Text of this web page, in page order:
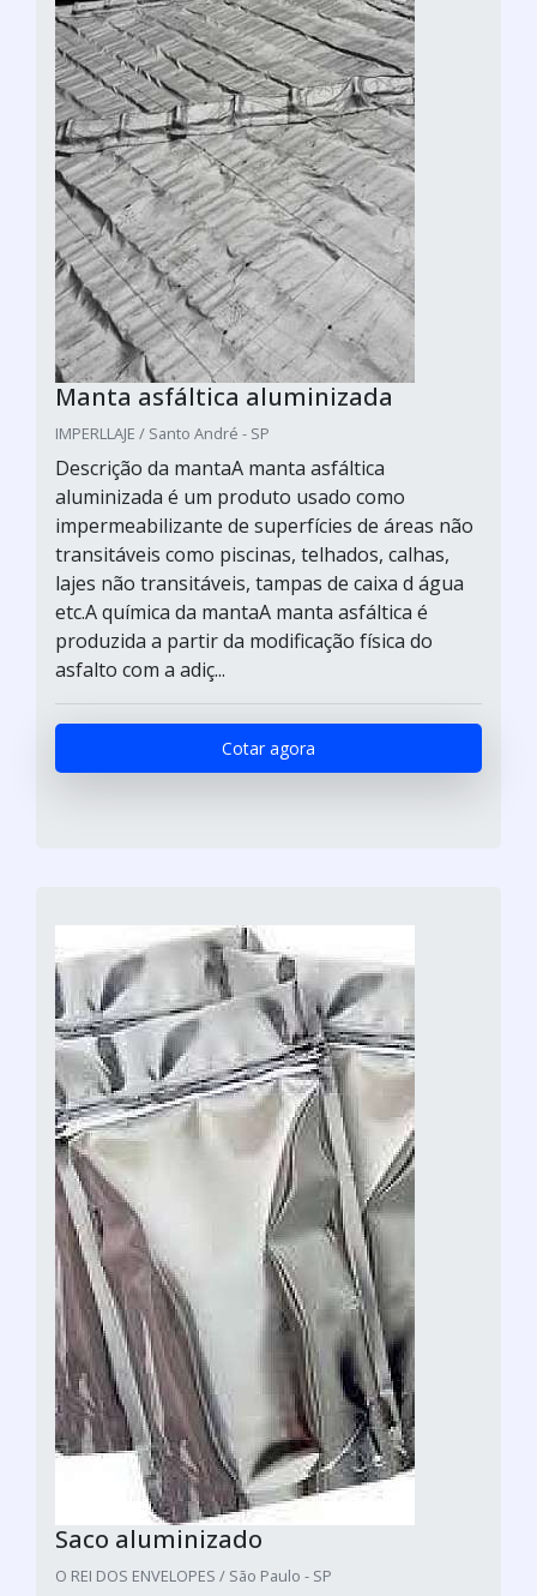
Manta asfáltica aluminizada
IMPERLLAJE / Santo André - SP
Descrição da mantaA manta asfáltica
aluminizada é um produto usado como
impermeabilizante de superfícies de áreas não
transitáveis como piscinas, telhados, calhas,
lajes não transitáveis, tampas de caixa d água
etc.A química da mantaA manta asfáltica é
produzida a partir da modificação física do
asfalto com a adiç...
Cotar agora
Saco aluminizado
O REI DOS ENVELOPES / São Paulo - SP